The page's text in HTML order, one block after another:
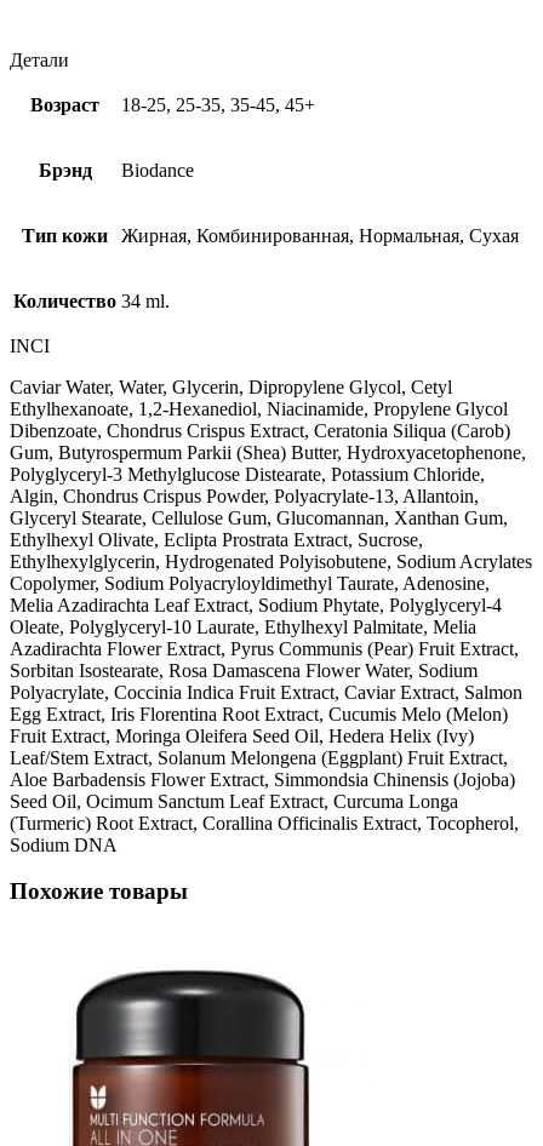
Детали
Возраст 18-25, 25-35, 35-45, 45+
Брэнд Biodance
Тип кожи Жирная, Комбинированная, Нормальная, Сухая
Количество 34 ml.
INCI
Caviar Water, Water, Glycerin, Dipropylene Glycol, Cetyl
Ethylhexanoate, 1,2-Hexanediol, Niacinamide, Propylene Glycol
Dibenzoate, Chondrus Crispus Extract, Ceratonia Siliqua (Carob)
Gum, Butyrospermum Parkii (Shea) Butter, Hydroxyacetophenone,
Polyglyceryl-3 Methylglucose Distearate, Potassium Chloride,
Algin, Chondrus Crispus Powder, Polyacrylate-13, Allantoin,
Glyceryl Stearate, Cellulose Gum, Glucomannan, Xanthan Gum,
Ethylhexyl Olivate, Eclipta Prostrata Extract, Sucrose,
Ethylhexylglycerin, Hydrogenated Polyisobutene, Sodium Acrylates
Copolymer, Sodium Polyacryloyldimethyl Taurate, Adenosine,
Melia Azadirachta Leaf Extract, Sodium Phytate, Polyglyceryl-4
Oleate, Polyglyceryl-10 Laurate, Ethylhexyl Palmitate, Melia
Azadirachta Flower Extract, Pyrus Communis (Pear) Fruit Extract,
Sorbitan Isostearate, Rosa Damascena Flower Water, Sodium
Polyacrylate, Coccinia Indica Fruit Extract, Caviar Extract, Salmon
Egg Extract, Iris Florentina Root Extract, Cucumis Melo (Melon)
Fruit Extract, Moringa Oleifera Seed Oil, Hedera Helix (Ivy)
Leaf/Stem Extract, Solanum Melongena (Eggplant) Fruit Extract,
Aloe Barbadensis Flower Extract, Simmondsia Chinensis (Jojoba)
Seed Oil, Ocimum Sanctum Leaf Extract, Curcuma Longa
(Turmeric) Root Extract, Corallina Officinalis Extract, Tocopherol,
Sodium DNA
Похожие товары